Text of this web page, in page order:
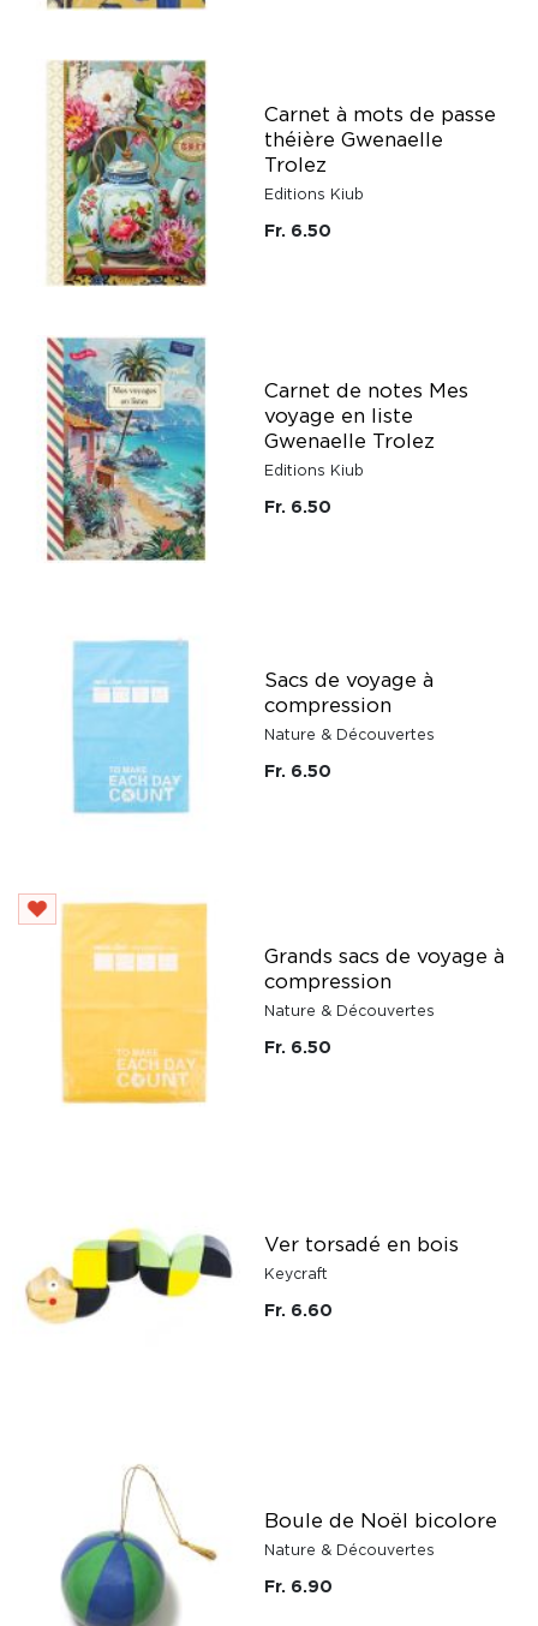
Carnet à mots de passe
théière Gwenaelle
Trolez
Editions Kiub
Fr. 6.50
Carnet de notes Mes
voyage en liste
Gwenaelle Trolez
Editions Kiub
Fr. 6.50
Sacs de voyage à
compression
Nature & Découvertes
Fr. 6.50
Grands sacs de voyage à
compression
Nature & Découvertes
Fr. 6.50
Ver torsadé en bois
Keycraft
Fr. 6.60
Boule de Noël bicolore
Nature & Découvertes
Fr. 6.90